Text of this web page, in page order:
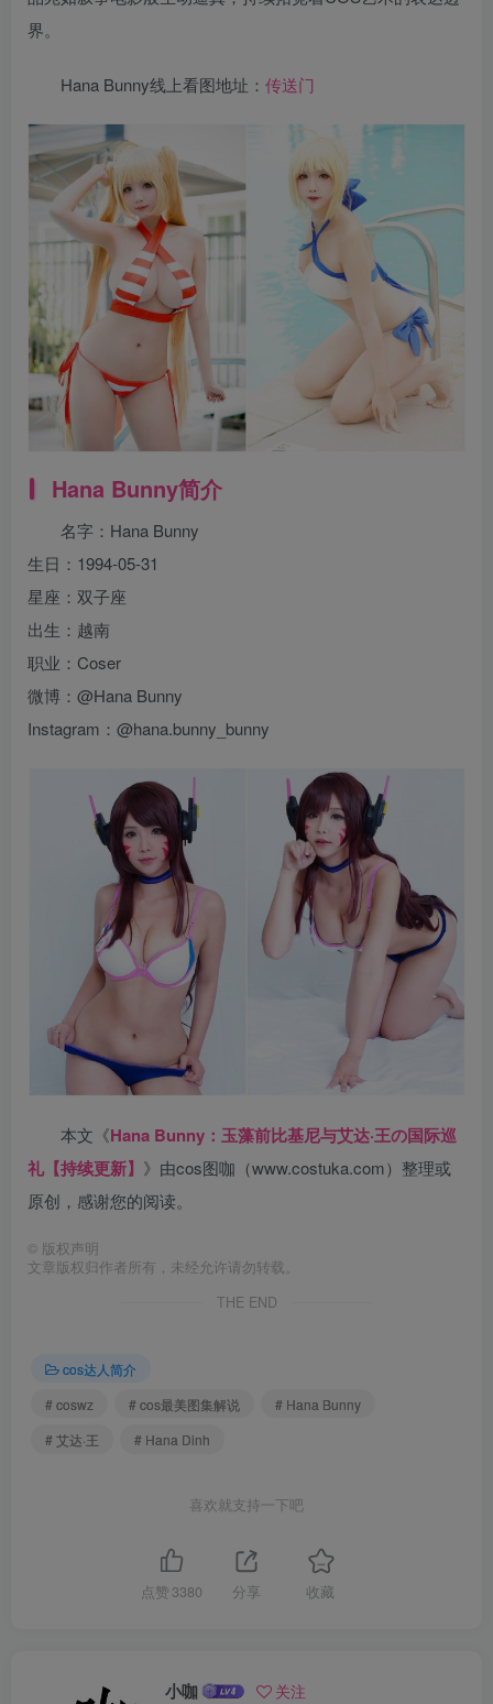
界。
Hana Bunny线上看图地址： 传送门
Hana Bunny简介
名字：Hana Bunny
生日：1994-05-31
星座：双子座
出生：越南
职业：Coser
微博：@Hana Bunny
Instagram：@hana.bunny_bunny
本文《Hana Bunny：玉藻前比基尼与艾达·王の国际巡
礼【持续更新】 》由cos图咖（www.costuka.com）整理或
原创，感谢您的阅读。
© 版权声明
文章版权归作者所有，未经允许请勿转载。
THE END
cos达人简介
# coswz
# cos最美图集解说
# Hana Bunny
# 艾达·王
# Hana Dinh
喜欢就支持一下吧
点赞 3380 分享 收藏
小咖 关注